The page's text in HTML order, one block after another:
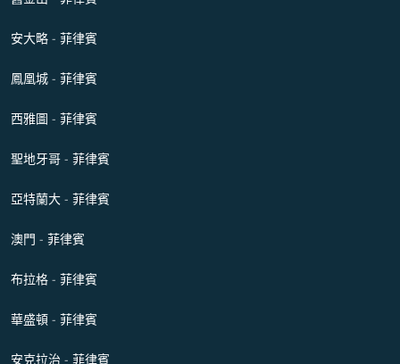
安大略 - 菲律賓
鳳凰城 - 菲律賓
西雅圖 - 菲律賓
聖地牙哥 - 菲律賓
亞特蘭大 - 菲律賓
澳門 - 菲律賓
布拉格 - 菲律賓
華盛頓 - 菲律賓
安克拉治 - 菲律賓